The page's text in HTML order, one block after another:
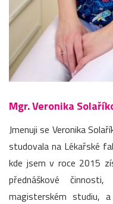
Mgr. Veronika
Jmenuji se Veronika
studovala na Lékařské
kde jsem v roce 2015
přednáškové
magisterském studiu,